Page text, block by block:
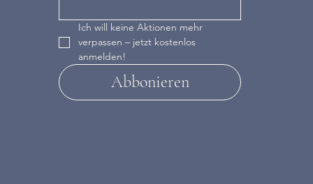
Ich will keine Aktionen mehr
verpassen – jetzt kostenlos
anmelden!
Abbonieren